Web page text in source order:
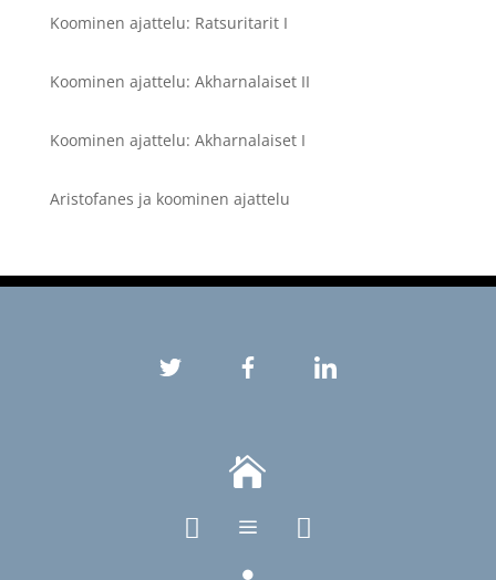
Koominen ajattelu: Ratsuritarit I
Koominen ajattelu: Akharnalaiset II
Koominen ajattelu: Akharnalaiset I
Aristofanes ja koominen ajattelu
a


